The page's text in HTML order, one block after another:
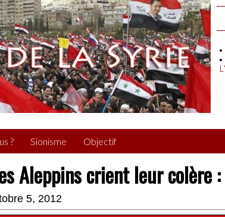
? Sionisme Objectif
Aleppins crient leur colère
5, 2012